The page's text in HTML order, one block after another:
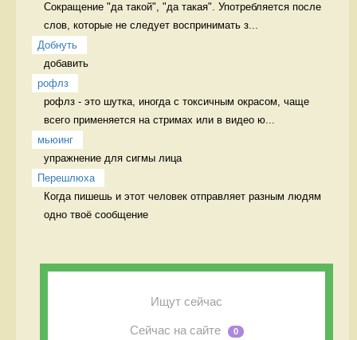
Сокращение "да такой", "да такая". Употребляется после
слов, которые не следует воспринимать з...
Добнуть
добавить
рофлз
рофлз - это шутка, иногда с токсичным окрасом, чаще
всего применяется на стримах или в видео ю...
мьюинг
упражнение для сигмы лица
Перешлюха
Когда пишешь и этот человек отправляет разным людям
одно твоё сообщение
Ищут сейчас
Сейчас на сайте 0